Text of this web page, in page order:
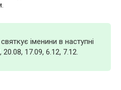
іменини в наступні
17.09, 6.12, 7.12.